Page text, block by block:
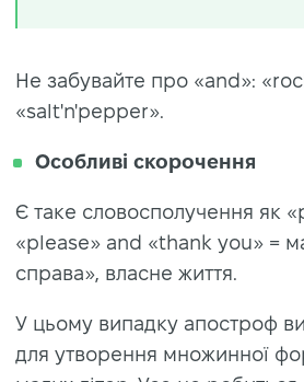
Не забувайте про «and»:
«salt'n'pepper».
Особливі скорочення
Є таке словосполучення як
«please» and «thank you» =
справа», власне життя.
У цьому випадку апостроф
для утворення множинної